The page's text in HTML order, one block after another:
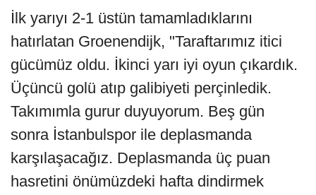
İlk yarıyı 2-1 üstün tamamladıklarını
hatırlatan Groenendijk, "Taraftarımız itici
gücümüz oldu. İkinci yarı iyi oyun çıkardık.
Üçüncü golü atıp galibiyeti perçinledik.
Takımımla gurur duyuyorum. Beş gün
sonra İstanbulspor ile deplasmanda
karşılaşacağız. Deplasmanda üç puan
hasretini önümüzdeki hafta dindirmek